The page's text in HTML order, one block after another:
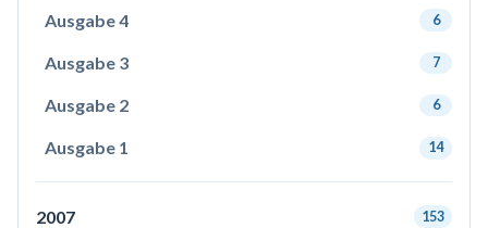
Ausgabe 4 6
Ausgabe 3 7
Ausgabe 2 6
Ausgabe 1 14
2007 153